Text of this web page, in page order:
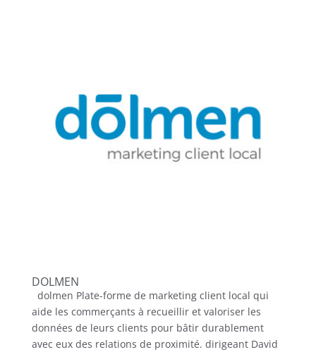
DOLMEN
dolmen Plate-forme de marketing client local qui
aide les commerçants à recueillir et valoriser les
données de leurs clients pour bâtir durablement
avec eux des relations de proximité. dirigeant David